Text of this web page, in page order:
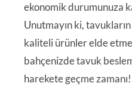
ekonomik durumunuza
Unutmayın ki, tavukların
kaliteli ürünler elde
bahçenizde tavuk
harekete geçme zamanı!